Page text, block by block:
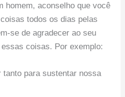
homem, aconselho que você
todos os dias pelas
se de agradecer ao seu
coisas. Por exemplo:
tanto para sustentar nossa